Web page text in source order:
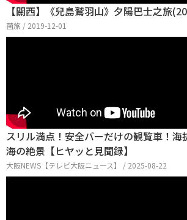
【關西】《兒島鷲羽山》夕陽巴士之旅
菌旅 / 2019-12-01
スリル満点！安全バーだけの観覧車！海
海の絶景【ヒヤッと見聞録】
大阪NEWS【テレビ大阪ニュース】 / 2025-08-22